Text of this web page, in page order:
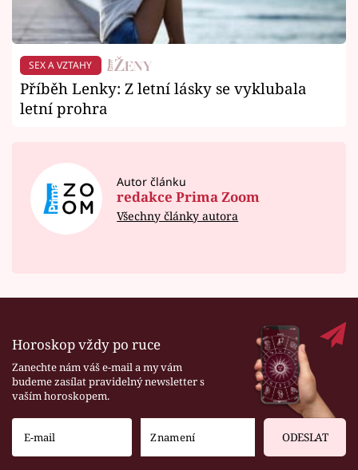
SEX A VZTAHY
Příběh Lenky: Z letní lásky se vyklubala
letní prohra
Autor článku
redakce Prima Zoom
Všechny články autora
Horoskop vždy po ruce
Zanechte nám váš e-mail a my vám
budeme zasílat pravidelný newsletter s
vaším horoskopem.
ODESLAT